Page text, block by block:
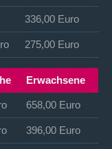
336,00 Euro
275,00 Euro
Erwachsene
658,00 Euro
396,00 Euro